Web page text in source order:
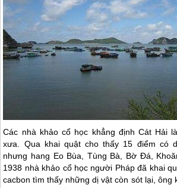
Các nhà khảo cổ học khẳng định Cát Hải
xưa. Qua khai quật cho thấy 15 điểm có
nhưng hang Eo Bùa, Tùng Bà, Bờ Đá,
1938 nhà khảo cổ học người Pháp đã khai
cacbon tìm thấy những dị vật còn sót lại, ông